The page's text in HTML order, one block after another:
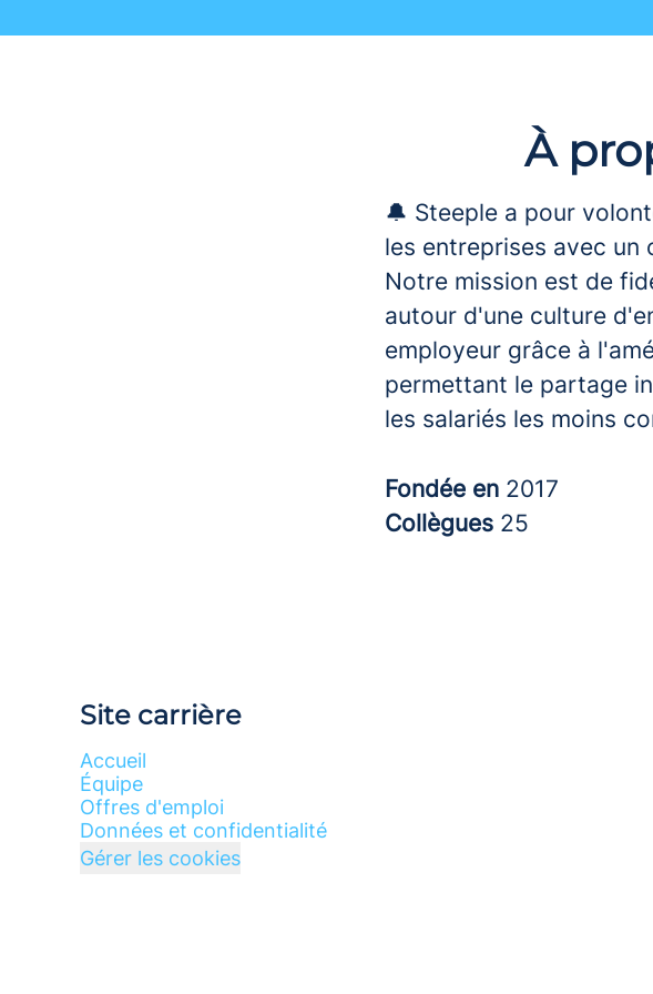
À
🔔 Steeple a pour
les entreprises avec un
Notre mission est de
autour d'une culture
employeur grâce à
permettant le partage
les salariés les moins
Fondée en 2017
Collègues 25
Site carrière
Accueil
Équipe
Offres d'emploi
Données et confidentialité
Gérer les cookies